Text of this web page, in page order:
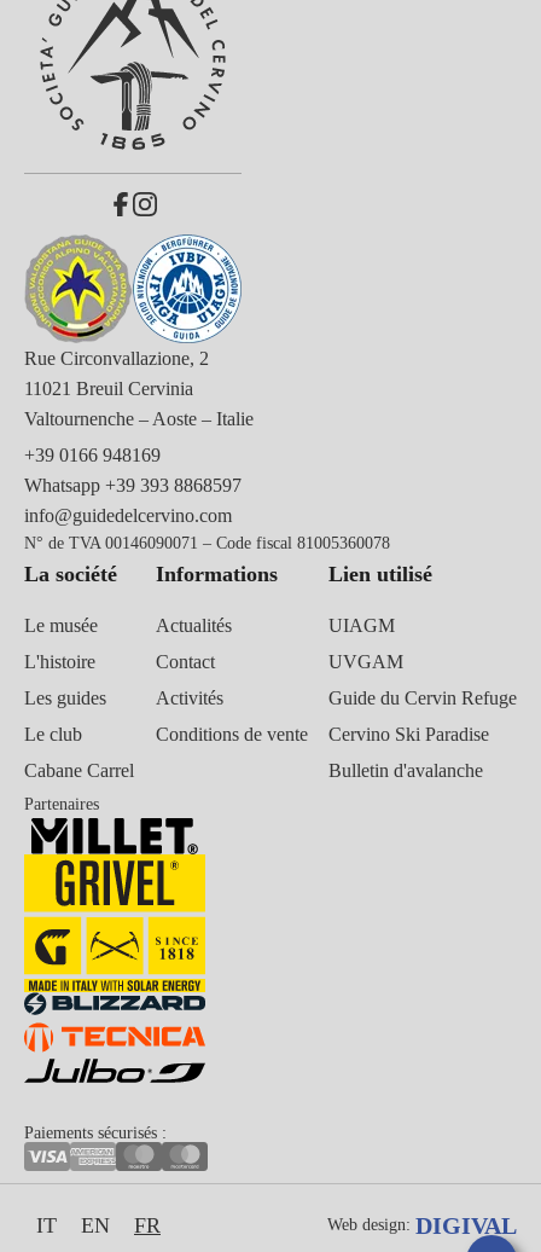
Rue Circonvallazione, 2
11021 Breuil Cervinia
Valtournenche – Aoste – Italie
+39 0166 948169
Whatsapp +39 393 8868597
info@guidedelcervino.com
N° de TVA 00146090071 – Code fiscal 81005360078
La société
Le musée
L'histoire
Les guides
Le club
Cabane Carrel
Informations
Actualités
Contact
Activités
Conditions de vente
Lien utilisé
UIAGM
UVGAM
Guide du Cervin Refuge
Cervino Ski Paradise
Bulletin d'avalanche
Partenaires
Paiements sécurisés :
IT EN FR Web design: DIGIVAL